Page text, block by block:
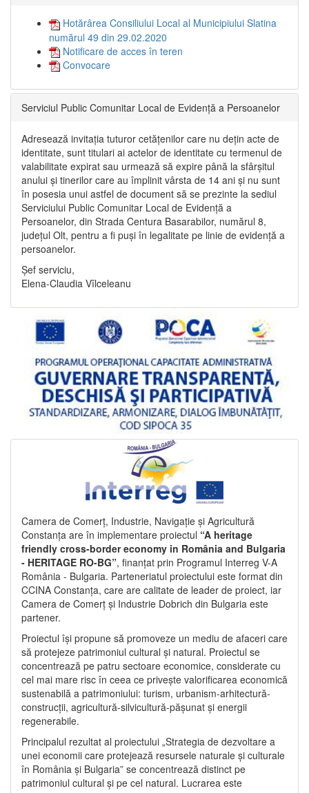
Hotărârea Consiliului Local al Municipiului Slatina
numărul 49 din 29.02.2020
Notificare de acces în teren
Convocare
Serviciul Public Comunitar Local de Evidență a Persoanelor
Adresează invitația tuturor cetățenilor care nu dețin acte de
identitate, sunt titulari ai actelor de identitate cu termenul de
valabilitate expirat sau urmează să expire până la sfârșitul
anului și tinerilor care au împlinit vârsta de 14 ani și nu sunt
în posesia unui astfel de document să se prezinte la sediul
Serviciului Public Comunitar Local de Evidență a
Persoanelor, din Strada Centura Basarabilor, numărul 8,
județul Olt, pentru a fi puși în legalitate pe linie de evidență a
persoanelor.
Șef serviciu,
Elena-Claudia Vîlceleanu
Camera de Comerț, Industrie, Navigație și Agricultură
Constanța are în implementare proiectul “A heritage
friendly cross-border economy in România and Bulgaria
- HERITAGE RO-BG”, finanțat prin Programul Interreg V-A
România - Bulgaria. Parteneriatul proiectului este format din
CCINA Constanța, care are calitate de leader de proiect, iar
Camera de Comerț și Industrie Dobrich din Bulgaria este
partener.
Proiectul își propune să promoveze un mediu de afaceri care
să protejeze patrimoniul cultural și natural. Proiectul se
concentrează pe patru sectoare economice, considerate cu
cel mai mare risc în ceea ce privește valorificarea economică
sustenabilă a patrimoniului: turism, urbanism-arhitectură-
construcții, agricultură-silvicultură-pășunat și energii
regenerabile.
Principalul rezultat al proiectului „Strategia de dezvoltare a
unei economii care protejează resursele naturale și culturale
în România și Bulgaria” se concentrează distinct pe
patrimoniul cultural și pe cel natural. Lucrarea este